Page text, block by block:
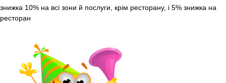
знижка 10% на всі зони й послуги, крім ресторану, і 5% знижка на
ресторан